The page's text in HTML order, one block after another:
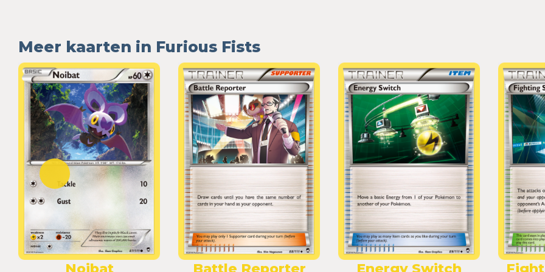
Meer kaarten in Furious Fists